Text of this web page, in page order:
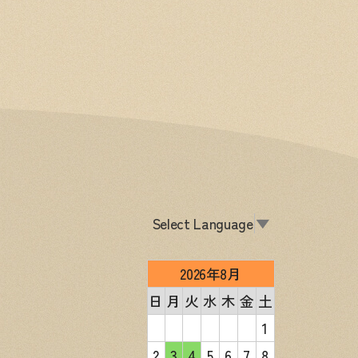
Select Language▼
2026年8月
日 月 火 水 木 金 土
1